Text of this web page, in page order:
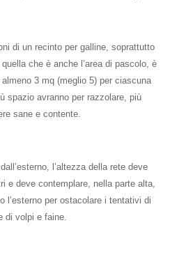
di un recinto per galline, soprattutto
che è anche l’area di pascolo, è
3 mq (meglio 5) per ciascuna
spazio avranno per razzolare, più
sane e contente.
l’altezza della rete deve
e deve contemplare, nella parte alta,
l’esterno per ostacolare i tentativi di
di volpi e faine.